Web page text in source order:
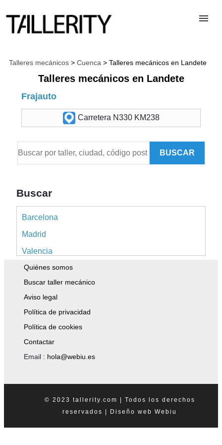
TALLERES
DESGUACES
PARA PROFESIONALES
BLOG
CONTACTAR
Talleres mecánicos > Cuenca > Talleres mecánicos en Landete
Talleres mecánicos en Landete
Frajauto
Carretera N330 KM238
BUSCAR
Buscar
Barcelona
Madrid
Valencia
Alicante
Sevilla
Málaga
Islas Baleares
Tenerife
Asturias
Quiénes somos
Buscar taller mecánico
Aviso legal
Política de privacidad
Política de cookies
Contactar
Email : hola@webiu.es
© 2023 tallerity.com | Todos los derechos
reservados |
Diseño web Webiu